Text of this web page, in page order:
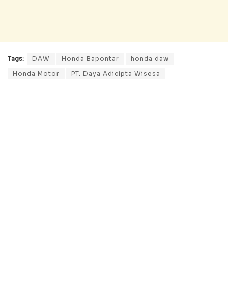
Tags: DAW Honda Bapontar
honda daw
Honda Motor
PT. Daya Adicipta Wisesa